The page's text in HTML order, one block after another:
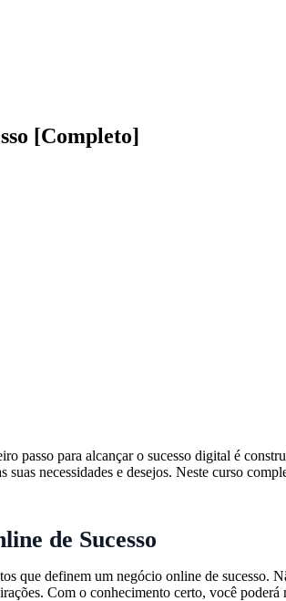
[Completo]
passo para alcançar o sucesso digital é
suas necessidades e desejos. Neste curso
de Sucesso
que definem um negócio online de sucesso.
Com o conhecimento certo, você